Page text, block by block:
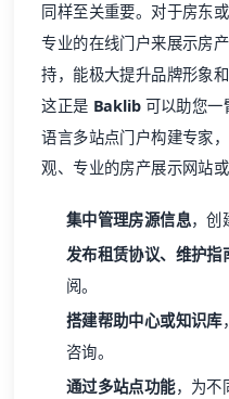
同样至关重要。对于房东
专业的在线门户来展示房
持，能极大提升品牌形象和
这正是 Baklib可以助您一
语言多站点门户构建专家
观、专业的房产展示网站
集中管理房源信息，创
发布租赁协议、维护指
阅。
搭建帮助中心或知识库
咨询。
通过多站点功能，为不